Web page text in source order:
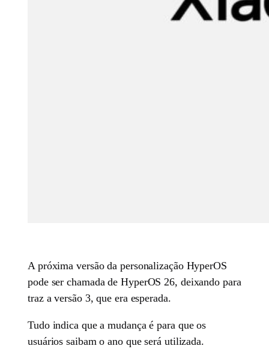
A próxima versão da personalização HyperOS
pode ser chamada de HyperOS 26, deixando para
traz a versão 3, que era esperada.
Tudo indica que a mudança é para que os
usuários saibam o ano que será utilizada.